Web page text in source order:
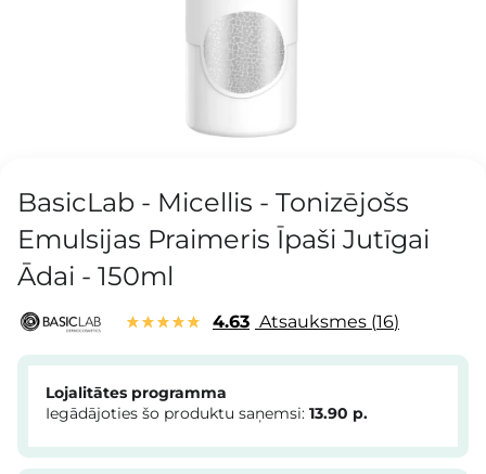
BasicLab - Micellis - Tonizējošs
Emulsijas Praimeris Īpaši Jutīgai
Ādai - 150ml
4.63 Atsauksmes 16
Lojalitātes programma
Iegādājoties šo produktu saņemsi: 13.90 p.